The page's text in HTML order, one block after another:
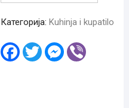
количина
Категорија: Kuhinja i kupatilo
F
a
T
w
M
e
V
i